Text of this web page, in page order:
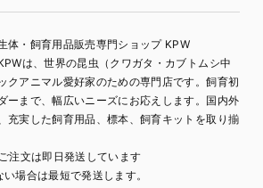
体・飼育用品販売専門ショップ KPW
は、世界の昆虫（クワガタ・カブトムシ中
クアニマル愛好家のための専門店です。飼育初
ーまで、幅広いニーズにお応えします。国内外
充実した飼育用品、標本、飼育キットを取り揃
注文は即日発送しています
場合は最短で発送します。